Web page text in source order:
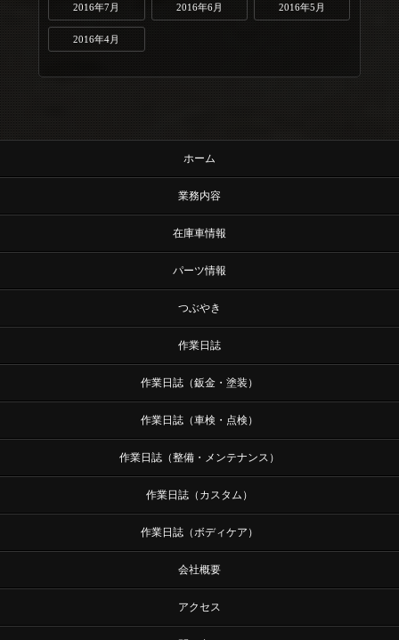
2016年7月 2016年6月 2016年5月
2016年4月
ホーム
業務内容
在庫車情報
パーツ情報
つぶやき
作業日誌
作業日誌（鈑金・塗装）
作業日誌（車検・点検）
作業日誌（整備・メンテナンス）
作業日誌（カスタム）
作業日誌（ボディケア）
会社概要
アクセス